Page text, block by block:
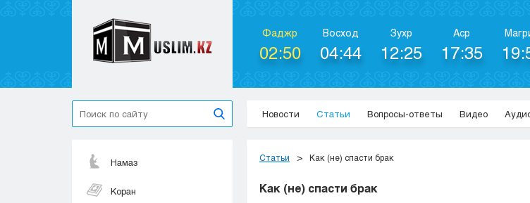
Фаджр
02:50
Восход
04:44
Зухр
12:25
Аср
17:35
Новости Статьи Вопросы-ответы Видео
Намаз
Коран
Статьи Как (не) спасти брак
Как (не) спасти брак